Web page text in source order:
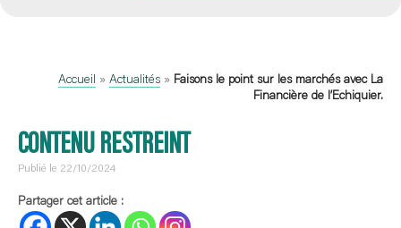
Accueil » Actualités » Faisons le point sur les marchés avec La
Financière de l’Echiquier.
CONTENU RESTREINT
Publié le 22/10/2024
Partager cet article :